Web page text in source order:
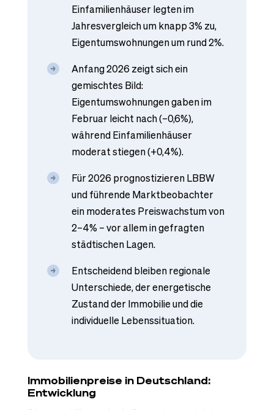
Einfamilienhäuser legten im
Jahresvergleich um knapp 3% zu,
Eigentumswohnungen um rund 2%.
Anfang 2026 zeigt sich ein
gemischtes Bild:
Eigentumswohnungen gaben im
Februar leicht nach (–0,6%),
während Einfamilienhäuser
moderat stiegen (+0,4%).
Für 2026 prognostizieren LBBW
und führende Marktbeobachter
ein moderates Preiswachstum von
2–4% – vor allem in gefragten
städtischen Lagen.
Entscheidend bleiben regionale
Unterschiede, der energetische
Zustand der Immobilie und die
individuelle Lebenssituation.
Immobilienpreise in Deutschland:
Entwicklung